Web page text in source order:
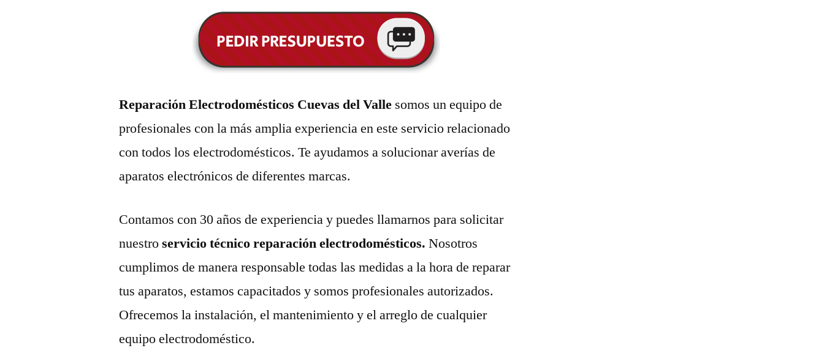
Reparación Electrodomésticos Cuevas del Valle somos un equipo de
profesionales con la más amplia experiencia en este servicio relacionado
con todos los electrodomésticos. Te ayudamos a solucionar averías de
aparatos electrónicos de diferentes marcas.
Contamos con 30 años de experiencia y puedes llamarnos para solicitar
nuestroservicio técnico reparación electrodomésticos.Nosotros
cumplimos de manera responsable todas las medidas a la hora de reparar
tus aparatos, estamos capacitados y somos profesionales autorizados.
Ofrecemos la instalación, el mantenimiento y el arreglo de cualquier
equipo electrodoméstico.